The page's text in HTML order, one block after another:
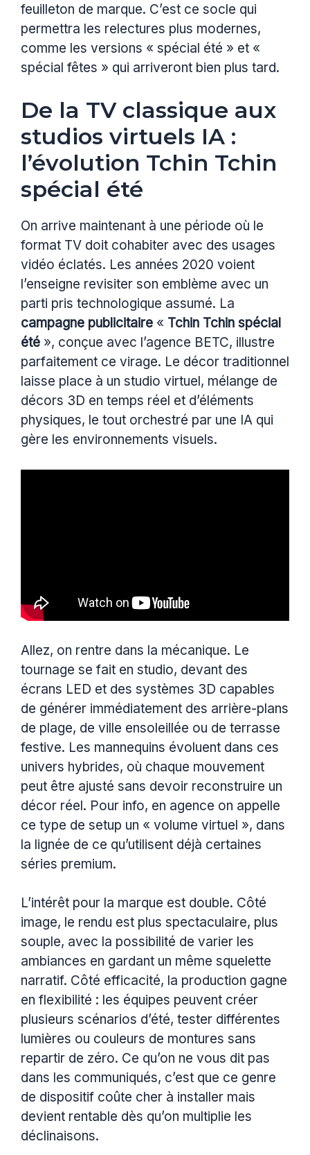
feuilleton de marque. C’est ce socle qui
permettra les relectures plus modernes,
comme les versions « spécial été » et «
spécial fêtes » qui arriveront bien plus tard.
De la TV classique aux
studios virtuels IA :
l’évolution Tchin Tchin
spécial été
On arrive maintenant à une période où le
format TV doit cohabiter avec des usages
vidéo éclatés. Les années 2020 voient
l’enseigne revisiter son emblème avec un
parti pris technologique assumé. La
campagne publicitaire « Tchin Tchin spécial
été », conçue avec l’agence BETC, illustre
parfaitement ce virage. Le décor traditionnel
laisse place à un studio virtuel, mélange de
décors 3D en temps réel et d’éléments
physiques, le tout orchestré par une IA qui
gère les environnements visuels.
Allez, on rentre dans la mécanique. Le
tournage se fait en studio, devant des
écrans LED et des systèmes 3D capables
de générer immédiatement des arrière-plans
de plage, de ville ensoleillée ou de terrasse
festive. Les mannequins évoluent dans ces
univers hybrides, où chaque mouvement
peut être ajusté sans devoir reconstruire un
décor réel. Pour info, en agence on appelle
ce type de setup un « volume virtuel », dans
la lignée de ce qu’utilisent déjà certaines
séries premium.
L’intérêt pour la marque est double. Côté
image, le rendu est plus spectaculaire, plus
souple, avec la possibilité de varier les
ambiances en gardant un même squelette
narratif. Côté efficacité, la production gagne
en flexibilité : les équipes peuvent créer
plusieurs scénarios d’été, tester différentes
lumières ou couleurs de montures sans
repartir de zéro. Ce qu’on ne vous dit pas
dans les communiqués, c’est que ce genre
de dispositif coûte cher à installer mais
devient rentable dès qu’on multiplie les
déclinaisons.